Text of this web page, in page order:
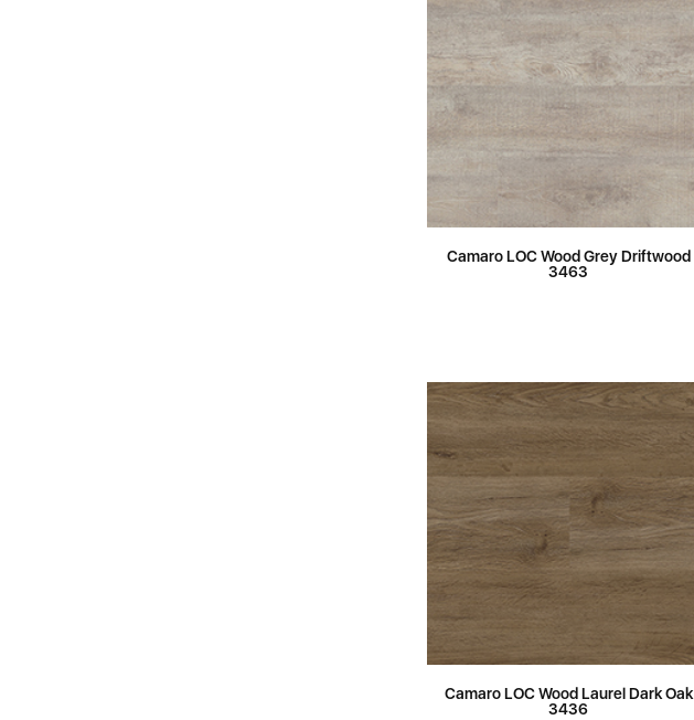
Camaro LOC Wood Grey Driftwood
3463
Camaro LOC Wood Laurel Dark Oak
3436